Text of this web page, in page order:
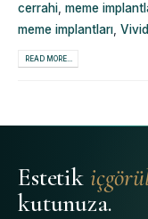
cerrahi meme
meme implantları
READ MORE...
Estetik
kutunuza.